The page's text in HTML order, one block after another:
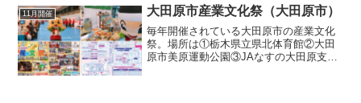
ショップなどの開催も予定！開催場所の
地図Twitter...
11月開催 大田原市産業文化祭（大田原市）
毎年開催されている大田原市の産業文化
祭。場所は①栃木県立県北体育館②大田
原市美原運動公園③JAなすの大田原支所